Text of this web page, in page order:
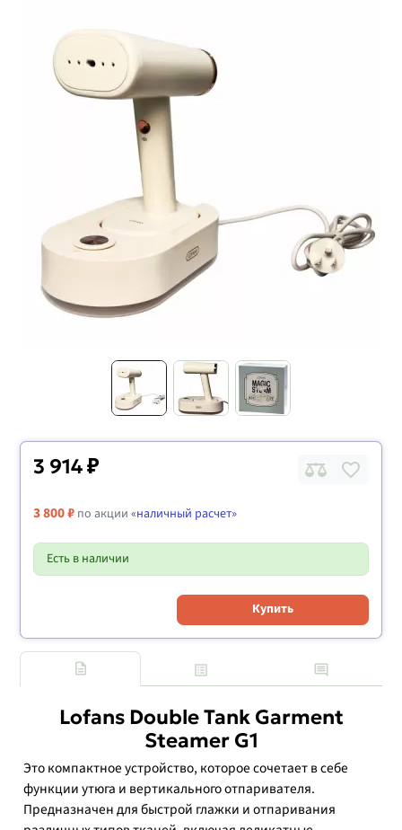
3 914 ₽
3 800 ₽ по акции«наличный расчет»
Есть в наличии
Купить
Lofans Double Tank Garment
Steamer G1
Это компактное устройство, которое сочетает в себе
функции утюга и вертикального отпаривателя.
Предназначен для быстрой глажки и отпаривания